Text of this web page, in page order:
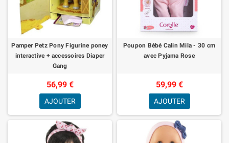
Pamper Petz Pony Figurine poney
interactive + accessoires Diaper
Gang
56,99 €
AJOUTER
Poupon Bébé Calin Mila - 30 cm
avec Pyjama Rose
59,99 €
AJOUTER